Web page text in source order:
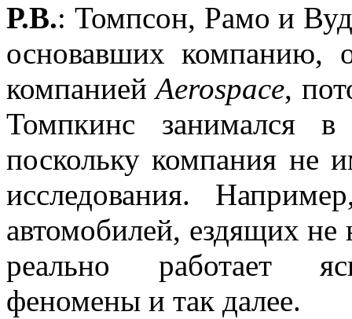
Р.В.: Томпсон, Рамо и
основавших компанию,
компаниейAerospace,
Томпкинс занимался
поскольку компания не
исследования.
автомобилей, ездящих не
реально работает
феномены и так далее.